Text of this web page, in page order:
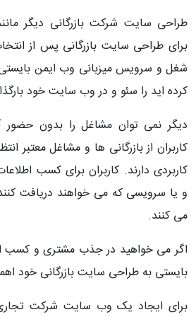
طراحی سایت شرکت بازرگانی دیگر
برای طراحی سایت بازرگانی پس از
شغل و سرویس میزبانی وب ایمن بایستی
کرده اید را سئو و در وب سایت خود
دیگر نمی توان مشاغل را بدون حضور
کاربران از بازرگانی ها و مشاغل معتبر
کاربردی دارند. کاربران برای کسب
و یا سرویسی که می خواهند دریافت
می کنند.
اگر می خواهید در جذب مشتری و کسب
بایستی به طراحی سایت بازرگانی خود
برای ایجاد یک وب سایت شرکت